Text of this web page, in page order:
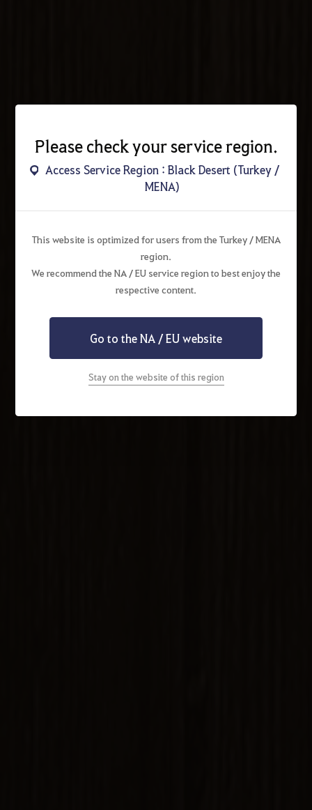
Please check your service region.
Access Service Region : Black Desert (Turkey /
MENA)
This website is optimized for users from the Turkey / MENA
region.
We recommend the NA / EU service region to best enjoy the
respective content.
Go to the NA / EU website
Stay on the website of this region